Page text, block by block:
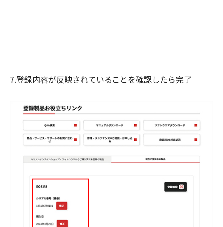
7.登録内容が反映されていることを確認したら完了